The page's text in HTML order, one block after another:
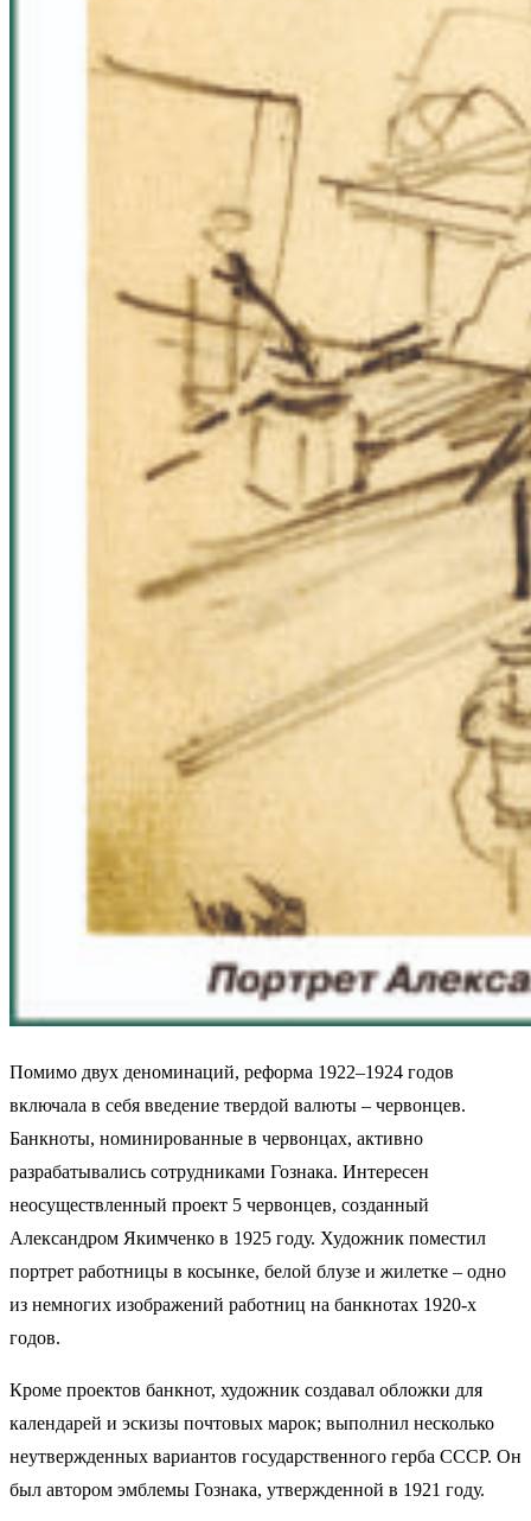
Помимо двух деноминаций, реформа 1922–1924 годов
включала в себя введение твердой валюты – червонцев.
Банкноты, номинированные в червонцах, активно
разрабатывались сотрудниками Гознака. Интересен
неосуществленный проект 5 червонцев, созданный
Александром Якимченко в 1925 году. Художник поместил
портрет работницы в косынке, белой блузе и жилетке – одно
из немногих изображений работниц на банкнотах 1920-х
годов.
Кроме проектов банкнот, художник создавал обложки для
календарей и эскизы почтовых марок; выполнил несколько
неутвержденных вариантов государственного герба СССР. Он
был автором эмблемы Гознака, утвержденной в 1921 году.